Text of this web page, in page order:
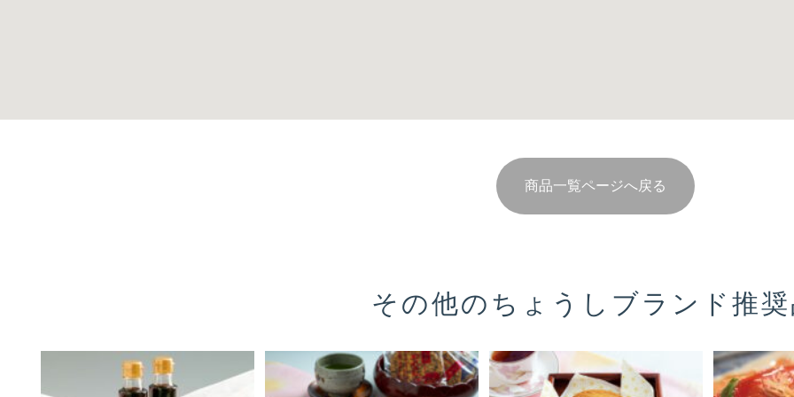
商品一覧ページへ戻る
その他の ちょうしブランド推